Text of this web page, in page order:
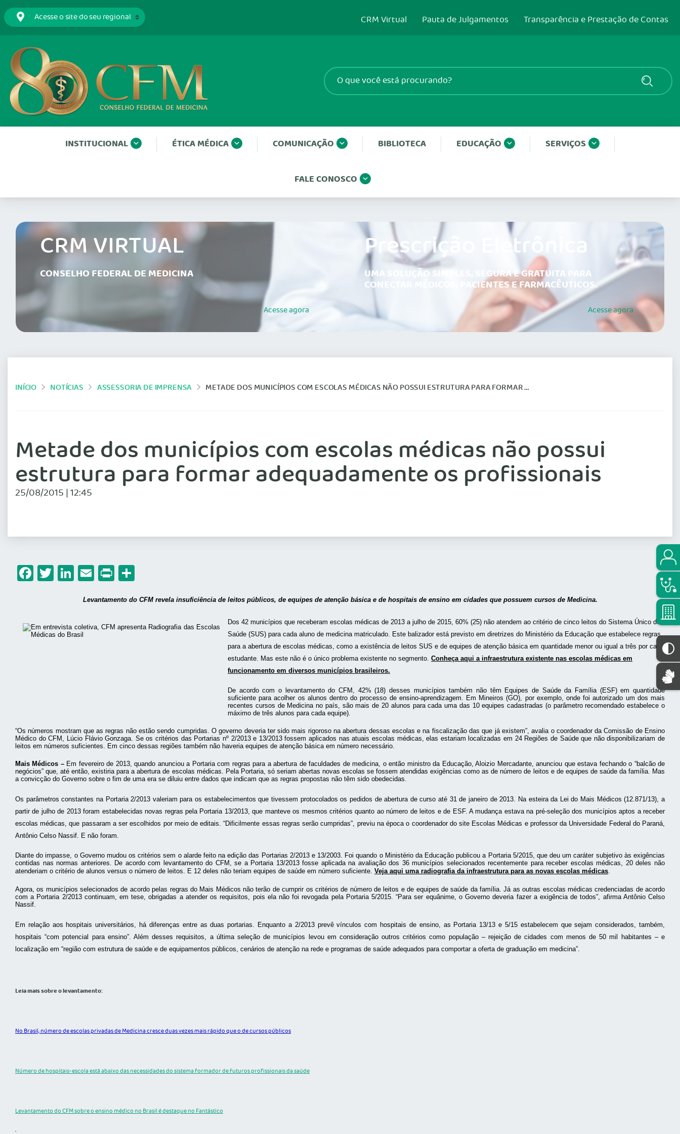
CRM Virtual Pauta de Julgamentos Transparência e Prestação de Contas
INSTITUCIONAL ÉTICA MÉDICA COMUNICAÇÃO BIBLIOTECA EDUCAÇÃO SERVIÇOS
FALE CONOSCO
CRM VIRTUAL
CONSELHO FEDERAL DE MEDICINA
Acesseagora
Prescrição Eletrônica
UMA SOLUÇÃO SIMPLES, SEGURA E GRATUITA PARA
CONECTAR MÉDICOS, PACIENTES E FARMACÊUTICOS.
Acesseagora
INÍCIO NOTÍCIAS ASSESSORIA DE IMPRENSA METADE DOS MUNICÍPIOS COM ESCOLAS MÉDICAS NÃO POSSUI ESTRUTURA PARA FORMAR ADEQUADAMENTE OS PROFISSIONAIS
Metade dos municípios com escolas médicas não possui
estrutura para formar adequadamente os profissionais
25/08/2015 | 12:45
Facebook
Twitter
LinkedIn
Email
Print
Levantamento do CFM revela insuficiência de leitos públicos, de equipes de atenção básica e de hospitais de ensino em cidades que possuem cursos de Medicina.
Dos 42 municípios que receberam escolas médicas de 2013 a julho de 2015, 60% (25) não atendem ao critério de cinco leitos do Sistema Único de
Saúde (SUS) para cada aluno de medicina matriculado. Este balizador está previsto em diretrizes do Ministério da Educação que estabelece regras
para a abertura de escolas médicas, como a existência de leitos SUS e de equipes de atenção básica em quantidade menor ou igual a três por cada
estudante. Mas este não é o único problema existente no segmento. Conheça aqui a infraestrutura existente nas escolas médicas em
funcionamento em diversos municípios brasileiros.
De acordo com o levantamento do CFM, 42% (18) desses municípios também não têm Equipes de Saúde da Família (ESF) em quantidade
suficiente para acolher os alunos dentro do processo de ensino-aprendizagem. Em Mineiros (GO), por exemplo, onde foi autorizado um dos mais
recentes cursos de Medicina no país, são mais de 20 alunos para cada uma das 10 equipes cadastradas (o parâmetro recomendado estabelece o
máximo de três alunos para cada equipe).
“Os números mostram que as regras não estão sendo cumpridas. O governo deveria ter sido mais rigoroso na abertura dessas escolas e na fiscalização das que já existem”, avalia o coordenador da Comissão de Ensino
Médico do CFM, Lúcio Flávio Gonzaga. Se os critérios das Portarias nº 2/2013 e 13/2013 fossem aplicados nas atuais escolas médicas, elas estariam localizadas em 24 Regiões de Saúde que não disponibilizariam de
leitos em números suficientes. Em cinco dessas regiões também não haveria equipes de atenção básica em número necessário.
Mais Médicos – Em fevereiro de 2013, quando anunciou a Portaria com regras para a abertura de faculdades de medicina, o então ministro da Educação, Aloizio Mercadante, anunciou que estava fechando o “balcão de
negócios” que, até então, existiria para a abertura de escolas médicas. Pela Portaria, só seriam abertas novas escolas se fossem atendidas exigências como as de número de leitos e de equipes de saúde da família. Mas
a convicção do Governo sobre o fim de uma era se diluiu entre dados que indicam que as regras propostas não têm sido obedecidas.
Os parâmetros constantes na Portaria 2/2013 valeriam para os estabelecimentos que tivessem protocolados os pedidos de abertura de curso até 31 de janeiro de 2013. Na esteira da Lei do Mais Médicos (12.871/13), a
partir de julho de 2013 foram estabelecidas novas regras pela Portaria 13/2013, que manteve os mesmos critérios quanto ao número de leitos e de ESF. A mudança estava na pré-seleção dos municípios aptos a receber
escolas médicas, que passaram a ser escolhidos por meio de editais. “Dificilmente essas regras serão cumpridas”, previu na época o coordenador do site Escolas Médicas e professor da Universidade Federal do Paraná,
Antônio Celso Nassif. E não foram.
Diante do impasse, o Governo mudou os critérios sem o alarde feito na edição das Portarias 2/2013 e 13/2003. Foi quando o Ministério da Educação publicou a Portaria 5/2015, que deu um caráter subjetivo às exigências
contidas nas normas anteriores. De acordo com levantamento do CFM, se a Portaria 13/2013 fosse aplicada na avaliação dos 36 municípios selecionados recentemente para receber escolas médicas, 20 deles não
atenderiam o critério de alunos versus o número de leitos. E 12 deles não teriam equipes de saúde em número suficiente. Veja aqui uma radiografia da infraestrutura para as novas escolas médicas.
Agora, os municípios selecionados de acordo pelas regras do Mais Médicos não terão de cumprir os critérios de número de leitos e de equipes de saúde da família. Já as outras escolas médicas credenciadas de acordo
com a Portaria 2/2013 continuam, em tese, obrigadas a atender os requisitos, pois ela não foi revogada pela Portaria 5/2015. “Para ser equânime, o Governo deveria fazer a exigência de todos”, afirma Antônio Celso
Nassif.
Em relação aos hospitais universitários, há diferenças entre as duas portarias. Enquanto a 2/2013 prevê vínculos com hospitais de ensino, as Portaria 13/13 e 5/15 estabelecem que sejam considerados, também,
hospitais “com potencial para ensino”. Além desses requisitos, a última seleção de municípios levou em consideração outros critérios como população – rejeição de cidades com menos de 50 mil habitantes – e
localização em “região com estrutura de saúde e de equipamentos públicos, cenários de atenção na rede e programas de saúde adequados para comportar a oferta de graduação em medicina”.
Leia mais sobre o levantamento:
No Brasil, número de escolas privadas de Medicina cresce duas vezes mais rápido que o de cursos públicos
Número de hospitais-escola está abaixo das necessidades do sistema formador de futuros profissionais da saúde
Levantamento do CFM sobre o ensino médico no Brasil é destaque no Fantástico